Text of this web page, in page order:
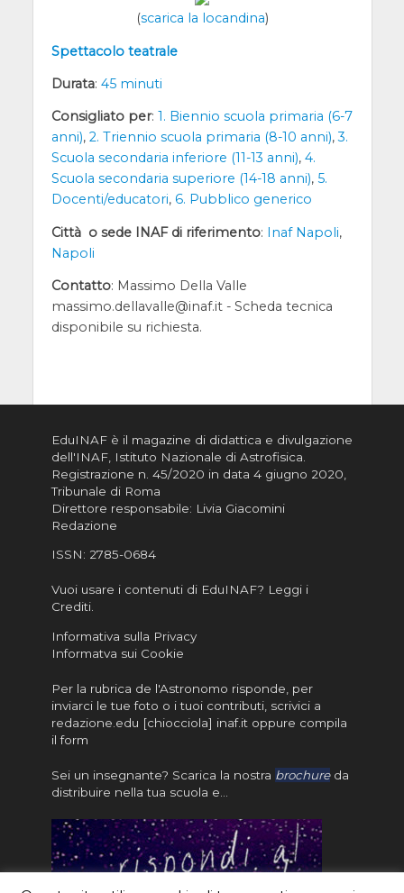
(scarica la locandina)
Spettacolo teatrale
Durata: 45 minuti
Consigliato per: 1. Biennio scuola primaria (6-7
anni), 2. Triennio scuola primaria (8-10 anni),3.
Scuola secondaria inferiore (11-13 anni), 4.
Scuola secondaria superiore (14-18 anni), 5.
Docenti/educatori, 6. Pubblico generico
Città o sede INAF di riferimento: Inaf Napoli,
Napoli
Contatto: Massimo Della Valle
massimo.dellavalle@inaf.it - Scheda tecnica
disponibile su richiesta.
EduINAF è il magazine di didattica e divulgazione
dell'INAF, Istituto Nazionale di Astrofisica
Registrazione n. 45/2020 in data 4 giugno 2020,
Tribunale di Roma
Direttore responsabile: Livia Giacomini
Redazione
ISSN: 2785-0684
Vuoi usare i contenuti di EduINAF? Leggi i
Crediti.
Informativa sulla Privacy
Informatva sui Cookie
Per la rubrica de l'Astronomo risponde, per
inviarci le tue foto o i tuoi contributi, scrivici a
redazione.edu [chiocciola] inaf.it oppure compila
il form
Sei un insegnante? Scarica la nostra brochureda
distribuire nella tua scuola e…